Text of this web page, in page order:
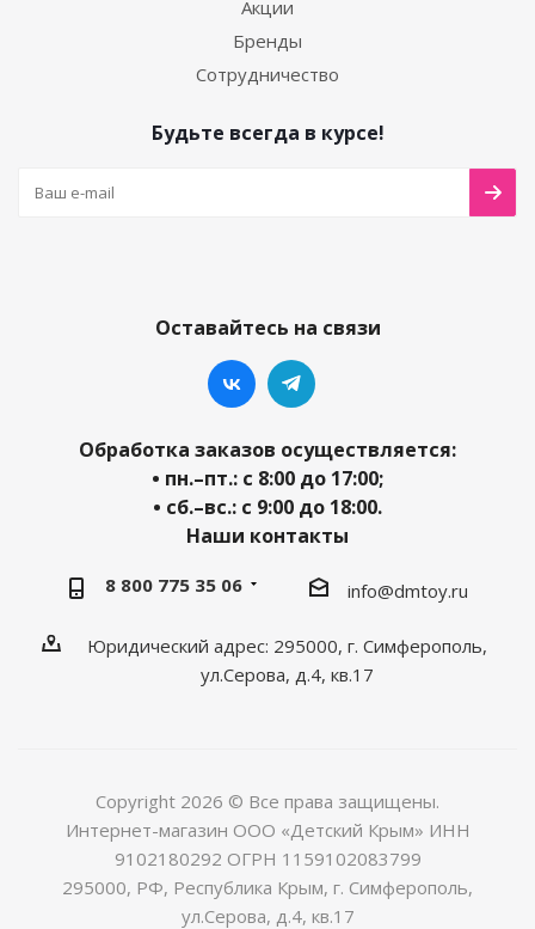
Акции
Бренды
Сотрудничество
Будьте всегда в курсе!
Оставайтесь на связи
Обработка заказов осуществляется:
• пн.–пт.: с 8:00 до 17:00;
• сб.–вс.: с 9:00 до 18:00.
Наши контакты
8 800 775 35 06 info@dmtoy.ru
Юридический адрес: 295000, г. Симферополь,
ул.Серова, д.4, кв.17
Copyright 2026 © Все права защищены.
Интернет-магазин ООО «Детский Крым» ИНН
9102180292 ОГРН 1159102083799
295000, РФ, Республика Крым, г. Симферополь,
ул.Серова, д.4, кв.17